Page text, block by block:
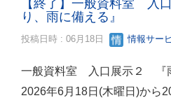
【終了】一般資料室 入
り、雨に備える』
投稿日時 : 06月18日 情報サー
一般資料室 入口展示２ 『
2026年6月18日(木曜日)から